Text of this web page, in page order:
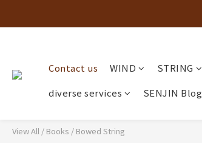
Contact us WIND STRING
diverse services
SENJIN Blog
View All / Books / Bowed String